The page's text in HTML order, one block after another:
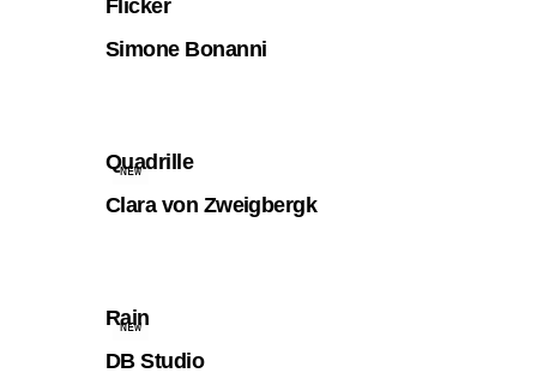
Flicker
Simone Bonanni
NEW
Quadrille
Clara von Zweigbergk
NEW
Rain
DB Studio